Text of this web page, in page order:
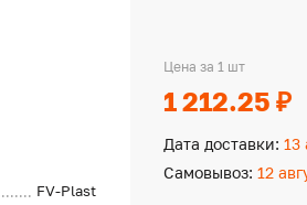
FV-Plast
Цена за 1 шт
1 212.25 ₽
Дата доставки: 13
Самовывоз: 12